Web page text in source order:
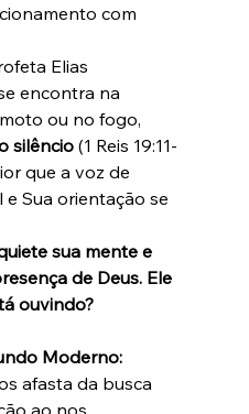
com
Elias
encontra na
ou no fogo,
silêncio (1 Reis 19:11-
que a voz de
Sua orientação se
sua mente e
de Deus. Ele
ouvindo?
Moderno:
afasta da busca